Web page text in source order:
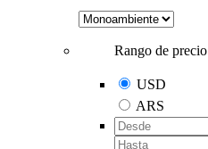
Rango de precio
USD
ARS